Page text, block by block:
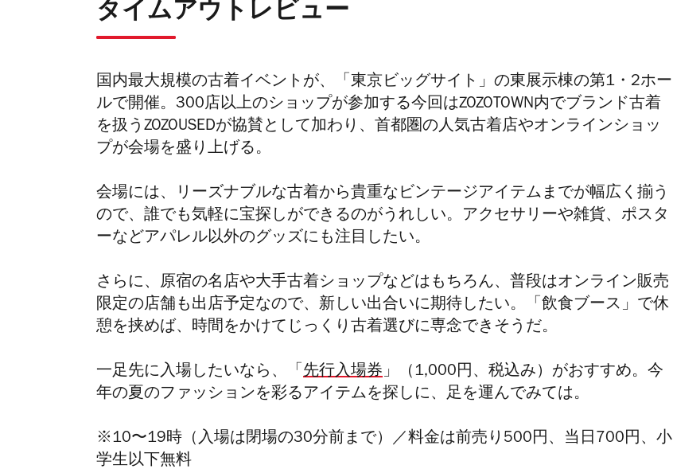
タイムアウトレビュー
国内最大規模の古着イベントが、「東京ビッグサイト」の東展示棟の第1・2ホー
ル で開催。300店以上のショップが参加する今回はZOZOTOWN内でブランド古着
を扱うZOZOUSEDが協賛として加わり、首都圏の人気古着店やオンラインショッ
プが会場を盛り上げる。
会場には、リーズナブルな古着から貴重なビンテージアイテムまでが幅広く揃う
ので、誰でも気軽に宝探しができるのがうれしい。アクセサリーや雑貨、ポスタ
ーなどアパレル以外のグッズにも注目したい。
さらに、原宿の名店や大手古着ショップなどはもちろん、普段はオンライン販売
限定の店舗も出店予定なので、新しい出合いに期待したい。「飲食ブース」で休
憩を挟めば、時間をかけてじっくり古着選びに専念できそうだ。
一足先に入場したいなら、「 先行入場券」 （1,000円、税込み） がおすすめ。今
年の夏のファッションを彩るアイテムを探しに、足を運んでみては。
※10〜19時（入場は閉場の30分前まで）／料金は前売り500円、当日700円、小
学生以下無料